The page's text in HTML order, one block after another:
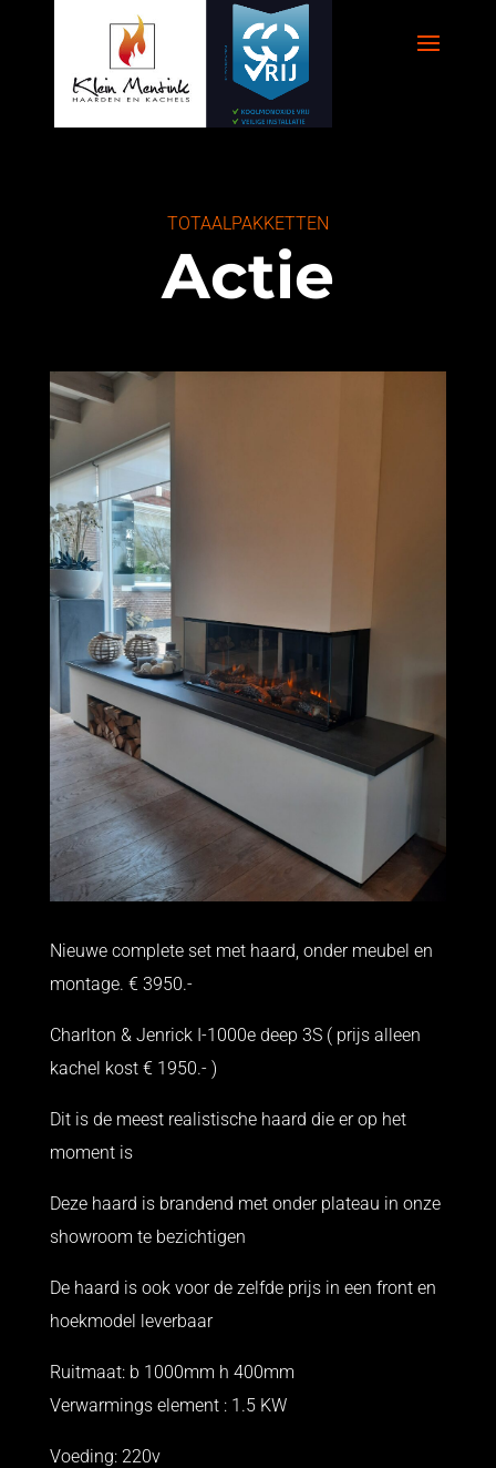
TOTAALPAKKETTEN
Actie
Nieuwe complete set met haard, onder meubel en
montage. € 3950.-
Charlton & Jenrick I-1000e deep 3S ( prijs alleen
kachel kost € 1950.- )
Dit is de meest realistische haard die er op het
moment is
Deze haard is brandend met onder plateau in onze
showroom te bezichtigen
De haard is ook voor de zelfde prijs in een front en
hoekmodel leverbaar
Ruitmaat: b 1000mm h 400mm
Verwarmings element : 1.5 KW
Voeding: 220v